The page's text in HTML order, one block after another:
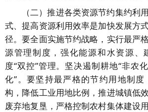
（二）推进各类资源节约集约利
式、提高资源利用效率是加快发展方
径。要全面实施节约战略，实行最严
源管理制度，强化能源和水资源、
度“双控”管理。坚决遏制耕地“非农
化”。要坚持最严格的节约用地制
构，降低工业用地比例，推进城镇低
废弃地复垦，严格控制农村集体建设